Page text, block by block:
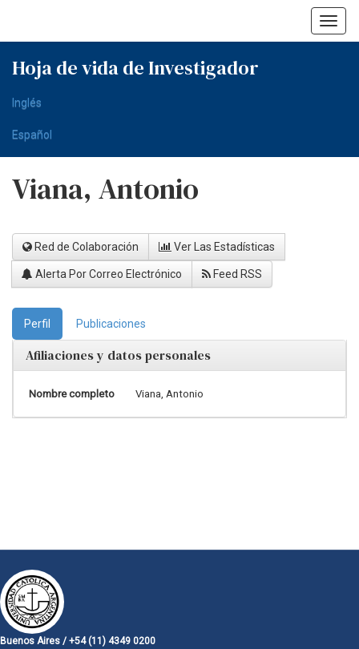
Hoja de vida de Investigador
Inglés
Español
Viana, Antonio
Red de Colaboración Ver Las Estadísticas
Alerta Por Correo Electrónico Feed RSS
Perfil Publicaciones
Afiliaciones y datos personales
Nombre completo Viana, Antonio
Buenos Aires / +54 (11) 4349 0200